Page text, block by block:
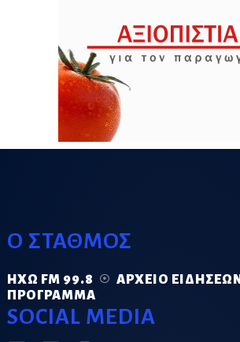
Ο ΣΤΑΘΜΟΣ
ΗΧΏ FM 99.8
ΑΡΧΕΊΟ ΕΙΔΉΣΕΩΝ
ΠΡΌΓΡΑΜΜΑ
SOCIAL MEDIA